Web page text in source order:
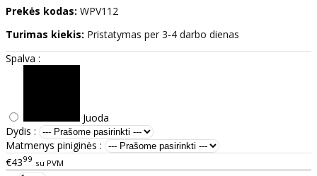
Prekės kodas: WPV112
Turimas kiekis: Pristatymas per 3-4 darbo dienas
Spalva :
Juoda
Dydis :
Matmenys piniginės :
€4399 su PVM